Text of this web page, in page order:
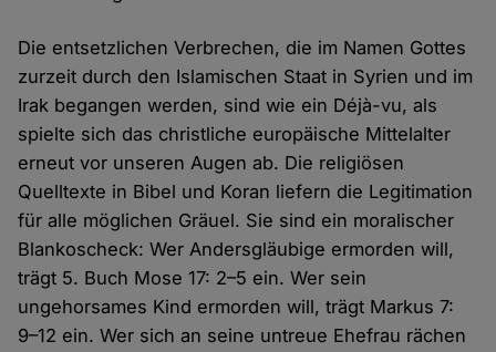
Die entsetzlichen Verbrechen, die im Namen Gottes
zurzeit durch den Islamischen Staat in Syrien und im
Irak begangen werden, sind wie ein Déjà-vu, als
spielte sich das christliche europäische Mittelalter
erneut vor unseren Augen ab. Die religiösen
Quelltexte in Bibel und Koran liefern die Legitimation
für alle möglichen Gräuel. Sie sind ein moralischer
Blankoscheck: Wer Andersgläubige ermorden will,
trägt 5. Buch Mose 17: 2–5 ein. Wer sein
ungehorsames Kind ermorden will, trägt Markus 7:
9–12 ein. Wer sich an seine untreue Ehefrau rächen